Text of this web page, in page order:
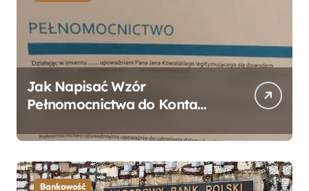
Jak Napisać Wzór
Pełnomocnictwa do Konta
Przewodnik
Bankowość